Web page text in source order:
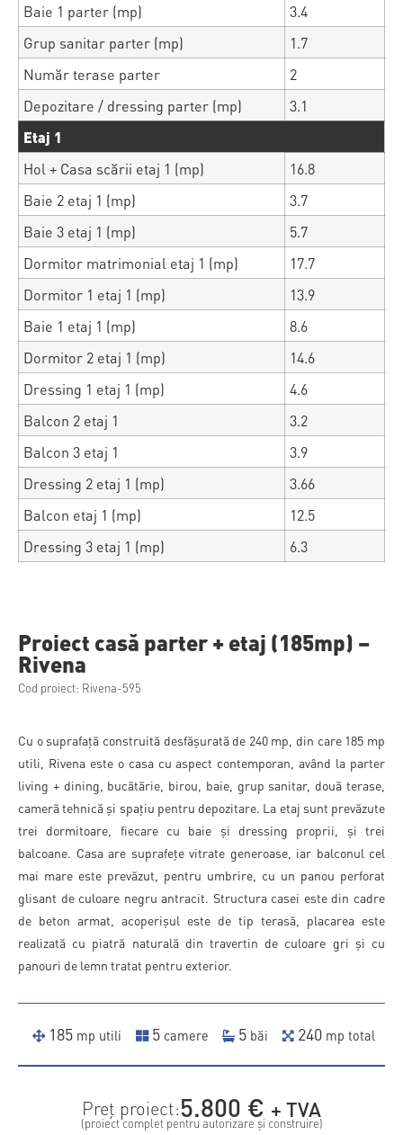
Baie 1 parter (mp)
3.4
Grup sanitar parter (mp)
1.7
Număr terase parter
2
Depozitare / dressing parter (mp)
3.1
Etaj 1
Hol + Casa scării etaj 1 (mp)
16.8
Baie 2 etaj 1 (mp)
3.7
Baie 3 etaj 1 (mp)
5.7
Dormitor matrimonial etaj 1 (mp)
17.7
Dormitor 1 etaj 1 (mp)
13.9
Baie 1 etaj 1 (mp)
8.6
Dormitor 2 etaj 1 (mp)
14.6
Dressing 1 etaj 1 (mp)
4.6
Balcon 2 etaj 1
3.2
Balcon 3 etaj 1
3.9
Dressing 2 etaj 1 (mp)
3.66
Balcon etaj 1 (mp)
12.5
Dressing 3 etaj 1 (mp)
6.3
Proiect casă parter + etaj (185mp) –
Rivena
Cod proiect: Rivena-595
Cu o suprafață construită desfășurată de 240 mp, din care 185 mp
utili, Rivena este o casa cu aspect contemporan, având la parter
living + dining, bucătărie, birou, baie, grup sanitar, două terase,
cameră tehnică și spațiu pentru depozitare. La etaj sunt prevăzute
trei dormitoare, fiecare cu baie și dressing proprii, și trei
balcoane. Casa are suprafețe vitrate generoase, iar balconul cel
mai mare este prevăzut, pentru umbrire, cu un panou perforat
glisant de culoare negru antracit. Structura casei este din cadre
de beton armat, acoperișul este de tip terasă, placarea este
realizată cu piatră naturală din travertin de culoare gri și cu
panouri de lemn tratat pentru exterior.
185mp utili 5camere 5 băi 240 mp total
Preț proiect:5.800 € + TVA
(proiect complet pentru autorizare și construire)